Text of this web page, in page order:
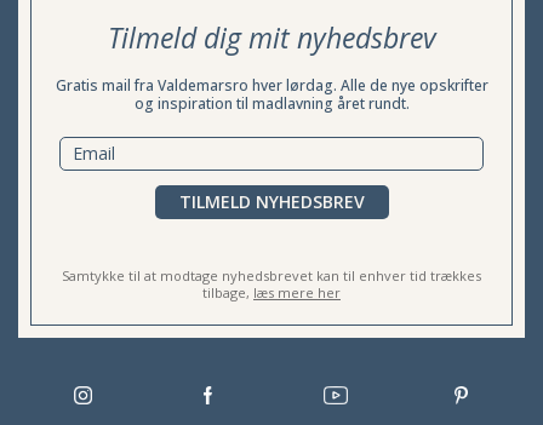
Tilmeld dig mit nyhedsbrev
Gratis mail fra Valdemarsro hver lørdag. Alle de nye opskrifter
og inspiration til madlavning året rundt.
TILMELD NYHEDSBREV
Samtykke til at modtage nyhedsbrevet kan til enhver tid trækkes
tilbage, læs mere her